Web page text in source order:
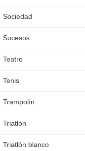
Sociedad
Sucesos
Teatro
Tenis
Trampolín
Triatlón
Triatlón blanco